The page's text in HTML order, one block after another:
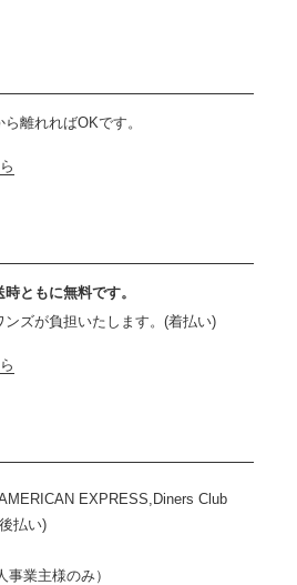
離れればOKです。
ともに無料です。
ズが負担いたします。(着払い)
EXPRESS,Diners Club
払い)
業主様のみ）